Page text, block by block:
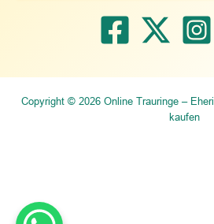
Copyright © 2026 Online Trauringe –
kaufen